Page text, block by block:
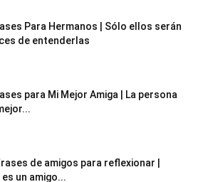
Para Hermanos | Sólo ellos serán
de entenderlas
para Mi Mejor Amiga | La persona
de amigos para reflexionar |
es un amigo...